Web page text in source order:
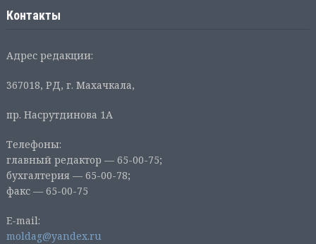
Контакты
Адрес редакции:
367018, РД, г. Махачкала,
пр. Насрутдинова 1А
Телефоны:
главный редактор — 65-00-75;
бухгалтерия — 65-00-78;
факс — 65-00-75
E-mail:
moldag@yandex.ru